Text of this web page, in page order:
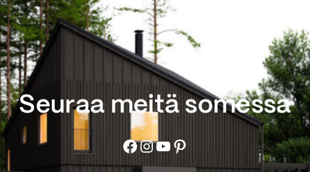
Seuraa meitä somessa
Facebook
Instagram
YouTube
Pinterest